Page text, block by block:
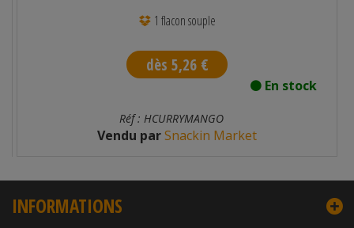
1 flacon souple
dès 5,26 €
En stock
Réf : HCURRYMANGO
Vendu parSnackin Market
INFORMATIONS